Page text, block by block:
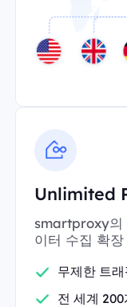
Unlimited
smartproxy의
이터 수집 확장
무제한 트래
전 세계